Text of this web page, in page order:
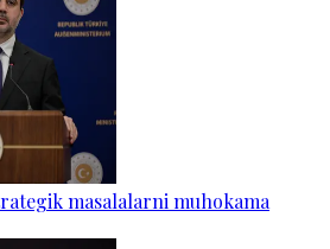
masalalarni muhokama